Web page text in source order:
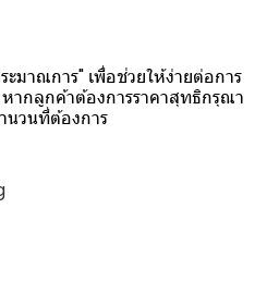
ะมาณการ" เพื่อช่วยให้ง่ายต่อการ
ากลูกค้าต้องการราคาสุทธิกรุณา
นวนที่ต้องการ